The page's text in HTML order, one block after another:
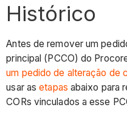
Histórico
Antes de remover um
principal (PCCO) do
um pedido de alteração de
usar asetapas abaixo para
CORs vinculados a esse